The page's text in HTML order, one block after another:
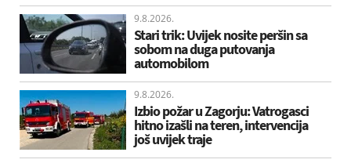
9.8.2026.
Stari trik: Uvijek nosite peršin sa
sobom na duga putovanja
automobilom
9.8.2026.
Izbio požar u Zagorju: Vatrogasci
hitno izašli na teren, intervencija
još uvijek traje